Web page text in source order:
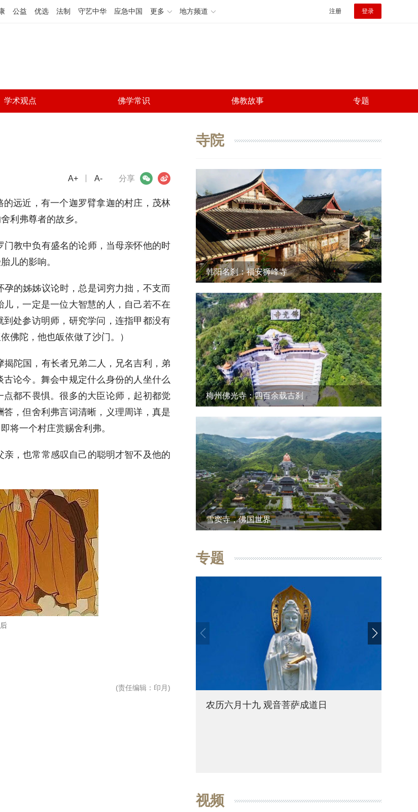
公益 优选 法制 守艺中华 应急中国 更多 地方频道 注册 登录
学术观点 佛学常识 佛教故事 专题
分享
微信 微博
A+ A-
远近，有一个迦罗臂拿迦的村庄，茂林
利弗尊者的故乡。
教中负有盛名的论师，当母亲怀他的时
儿的影响。
的姊姊议论时，总是词穷力拙，不支而
，一定是一位大智慧的人，自己若不在
处参访明师，研究学问，连指甲都没有
佛陀，他也皈依做了沙门。）
陀国，有长者兄弟二人，兄名吉利，弟
论今。舞会中规定什么身份的人坐什么
都不畏惧。很多的大臣论师，起初都觉
，但舍利弗言词清晰，义理周详，真是
将一个村庄赏赐舍利弗。
，也常常感叹自己的聪明才智不及他的
(责任编辑 ：印月)
寺院
韩阳名刹：福安狮峰寺
梅州佛光寺：四百余载古刹
雪窦寺，佛国世界
专题
农历六月十九 观音菩萨成道日
视频